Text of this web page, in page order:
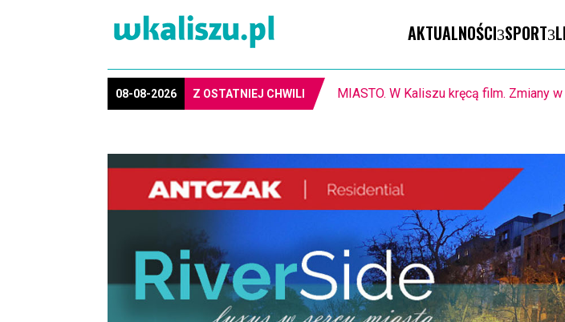
AKTUALNOŚCI SPORT
08-08-2026 Z OSTATNIEJ CHWILI 8-11.8. Warsztaty pisania ikon w